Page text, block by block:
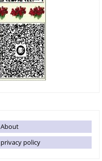
About
privacy policy